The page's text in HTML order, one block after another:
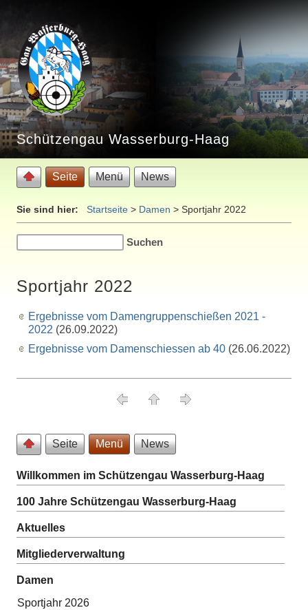
Schützengau Wasserburg-Haag
Seite Menü News
Sie sind hier: Startseite > Damen > Sportjahr 2022
Sportjahr 2022
Ergebnisse vom Damengruppenschießen 2021 -
2022 (26.09.2022)
Ergebnisse vom Damenschiessen ab 40 (26.06.2022)
Seite Menü News
Willkommen im Schützengau Wasserburg-Haag
100 Jahre Schützengau Wasserburg-Haag
Aktuelles
Mitgliederverwaltung
Damen
Sportjahr 2026